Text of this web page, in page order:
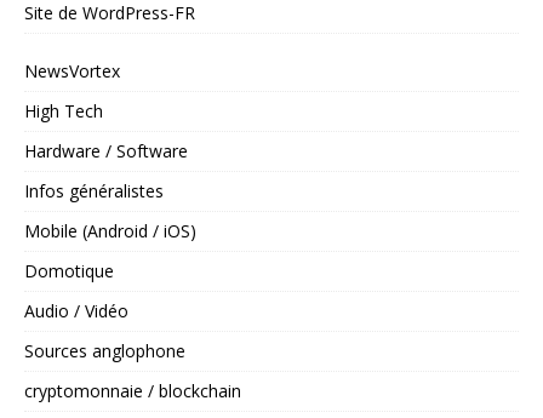
Site de WordPress-FR
NewsVortex
High Tech
Hardware / Software
Infos généralistes
Mobile (Android / iOS)
Domotique
Audio / Vidéo
Sources anglophone
cryptomonnaie / blockchain